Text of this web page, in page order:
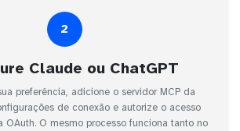
2
Claude ou ChatGPT
preferência, adicione o servidor MCP da
de conexão e autorize o acesso
OAuth. O mesmo processo funciona tanto no